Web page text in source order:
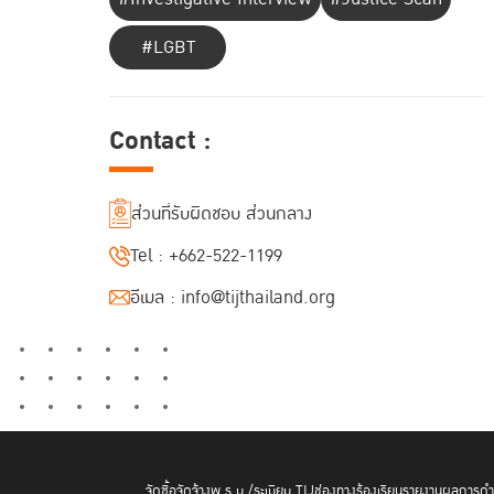
#LGBT
Contact :
ส่วนที่รับผิดชอบ ส่วนกลาง
Tel : +662-522-1199
อีเมล : info@tijthailand.org